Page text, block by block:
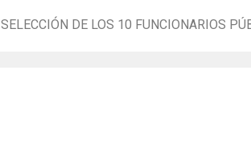
SELECCIÓN DE LOS 10 FUNCIONARIOS